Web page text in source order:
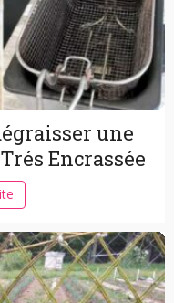
une
Encrassée